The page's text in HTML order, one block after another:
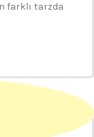
farklı tarzda